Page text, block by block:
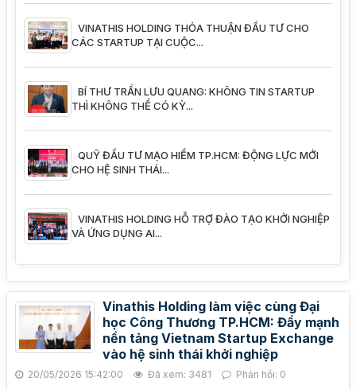
VINATHIS HOLDING THỎA THUẬN ĐẦU TƯ CHO
CÁC STARTUP TẠI CUỘC...
BÍ THƯ TRẦN LƯU QUANG: KHÔNG TIN STARTUP
THÌ KHÔNG THỂ CÓ KỲ...
QUỸ ĐẦU TƯ MẠO HIỂM TP.HCM: ĐỘNG LỰC MỚI
CHO HỆ SINH THÁI...
VINATHIS HOLDING HỖ TRỢ ĐÀO TẠO KHỞI NGHIỆP
VÀ ỨNG DỤNG AI...
Vinathis Holding làm việc cùng Đại
học Công Thương TP.HCM: Đẩy mạnh
nền tảng Vietnam Startup Exchange
vào hệ sinh thái khởi nghiệp
20/05/2026 15:42:00 Đã xem: 3481 Phản hồi: 0